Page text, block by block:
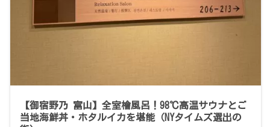
【御宿野乃 富山】全室檜風呂！98℃高温サウナとご
当地海鮮丼・ホタルイカを堪能（NYタイムズ選出の